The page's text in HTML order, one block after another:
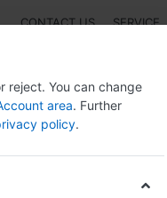
CONTACT US SERVICE
reject. You can change
area. Further
policy.